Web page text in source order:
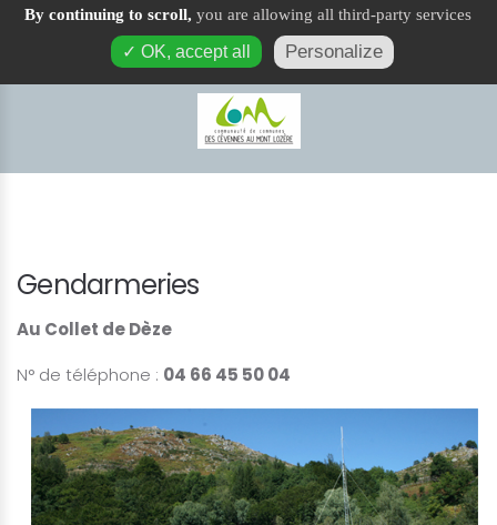
Services Publics
Gendarmeries
Au Collet de Dèze
N° de téléphone : 04 66 45 50 04
By continuing to scroll, you are allowing all third-party services
✓ OK, accept all Personalize